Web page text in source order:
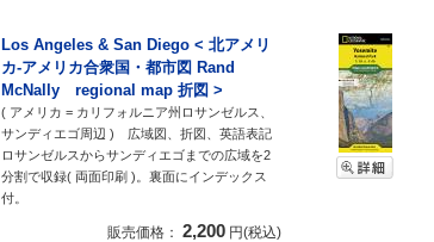
Los Angeles & San Diego < 北アメリ
カ-アメリカ合衆国・都市図 Rand
McNally regional map 折図 >
( アメリカ = カリフォルニア州ロサンゼルス、
サンディエゴ周辺 ) 広域図、折図、英語表記
ロサンゼルスからサンディエゴまでの広域を2
分割で収録( 両面印刷 )。裏面にインデックス
付。
販売価格： 2,200 円(税込)